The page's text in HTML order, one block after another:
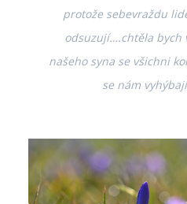
protože sebevraždu
odsuzují….chtěla bych
našeho syna se všichni
se nám